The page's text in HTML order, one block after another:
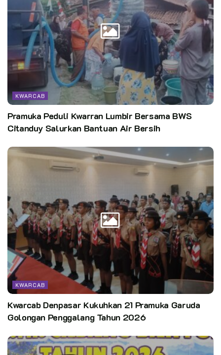
KWARCAB
Pramuka Peduli Kwarran Lumbir Bersama BWS
Citanduy Salurkan Bantuan Air Bersih
KWARCAB
Kwarcab Denpasar Kukuhkan 21 Pramuka Garuda
Golongan Penggalang Tahun 2026